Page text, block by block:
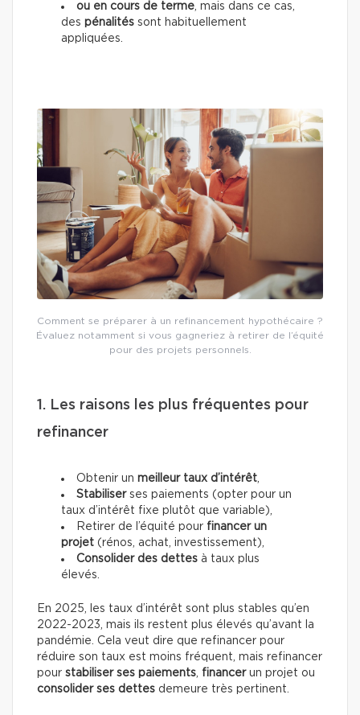
ou en cours de terme, mais dans ce cas,
des pénalités sont habituellement
appliquées.
Comment se préparer à un refinancement hypothécaire ?
Évaluez notamment si vous gagneriez à retirer de l’équité
pour des projets personnels.
1. Les raisons les plus fréquentes pour
refinancer
Obtenir un meilleur taux d’intérêt,
Stabiliserses paiements (opter pour un
taux d’intérêt fixe plutôt que variable),
Retirer de l’équité pour financer un
projet (rénos, achat, investissement),
Consolider des dettes à taux plus
élevés.
En 2025, les taux d’intérêt sont plus stables qu’en
2022-2023, mais ils restent plus élevés qu’avant la
pandémie. Cela veut dire que refinancer pour
réduire son taux est moins fréquent, mais refinancer
pour stabiliser ses paiements, financerun projet ou
consolider ses dettes demeure très pertinent.